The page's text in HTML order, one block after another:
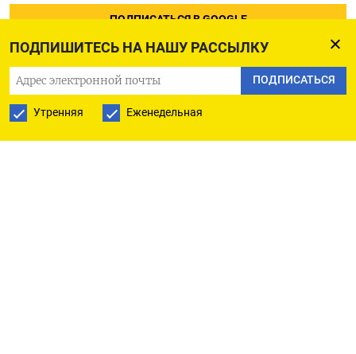
ПОДПИШИТЕСЬ НА НАШУ РАССЫЛКУ
ПОДПИСАТЬСЯ
Утренняя Еженедельная
ПОДПИСАТЬСЯ В GOOGLE